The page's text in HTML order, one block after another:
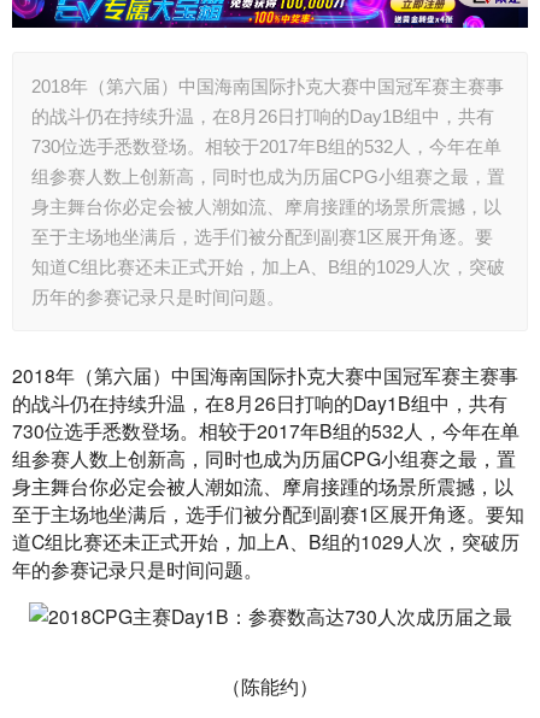
2018年（第六届）中国海南国际扑克大赛中国冠军赛主赛事
的战斗仍在持续升温，在8月26日打响的Day1B组中，共有
730位选手悉数登场。相较于2017年B组的532人，今年在单
组参赛人数上创新高，同时也成为历届CPG小组赛之最，置
身主舞台你必定会被人潮如流、摩肩接踵的场景所震撼，以
至于主场地坐满后，选手们被分配到副赛1区展开角逐。要
知道C组比赛还未正式开始，加上A、B组的1029人次，突破
历年的参赛记录只是时间问题。
2018年（第六届）中国海南国际扑克大赛中国冠军赛主赛事
的战斗仍在持续升温，在8月26日打响的Day1B组中，共有
730位选手悉数登场。相较于2017年B组的532人，今年在单
组参赛人数上创新高，同时也成为历届CPG小组赛之最，置
身主舞台你必定会被人潮如流、摩肩接踵的场景所震撼，以
至于主场地坐满后，选手们被分配到副赛1区展开角逐。要知
道C组比赛还未正式开始，加上A、B组的1029人次，突破历
年的参赛记录只是时间问题。
（陈能约）